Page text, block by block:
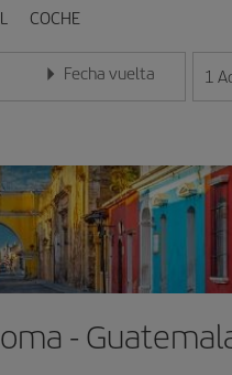
COCHE
en formato día/mes/año
Fecha vuelta
Introduce la fecha en 1
-